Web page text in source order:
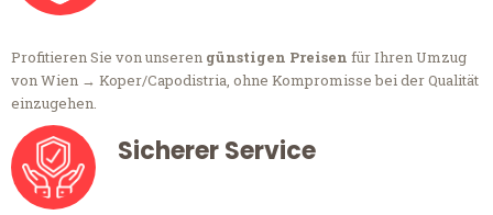
Profitieren Sie von unseren günstigen Preisen für Ihren Umzug
von Wien → Koper/Capodistria, ohne Kompromisse bei der Qualität
einzugehen.
Sicherer Service